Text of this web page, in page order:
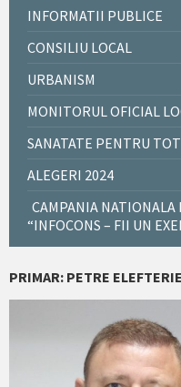
INFORMATII PUBLICE
CONSILIU LOCAL
URBANISM
MONITORUL OFICIAL
SANATATE PENTRU
ALEGERI 2024
CAMPANIA NATIONALA
“INFOCONS – FII UN
PRIMAR: PETRE